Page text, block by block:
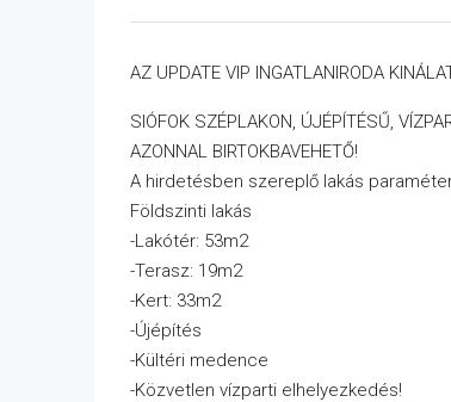
AZ UPDATE VIP INGATLANIRODA
SIÓFOK SZÉPLAKON, ÚJÉPÍTÉSŰ,
AZONNAL BIRTOKBAVEHETŐ!
A hirdetésben szereplő lakás
Földszinti lakás
-Lakótér: 53m2
-Terasz: 19m2
-Kert: 33m2
-Újépítés
-Kültéri medence
-Közvetlen vízparti elhelyezkedés!